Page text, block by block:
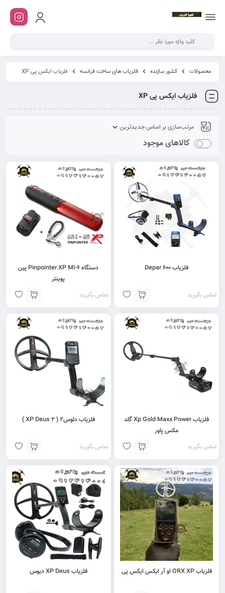
محصولات کشور سازنده فلزیاب های ساخت فرانسه فلزیاب ایکس پی XP
فلزیاب ایکس پی XP
کالاهای موجود
فلزیاب Depar 600
تماس بگیرید
دستگاه Pinpointer XP MI-6 پین
پوینتر
تماس بگیرید
فلزیاب Xp Gold Maxx Power گلد
مکس پاور
تماس بگیرید
فلزیاب دئوس۲ ( 2 XP Deus )
تماس بگیرید
فلزیاب ORX XP او آر ایکس ایکس پی فلزیاب XP Deus دیوس